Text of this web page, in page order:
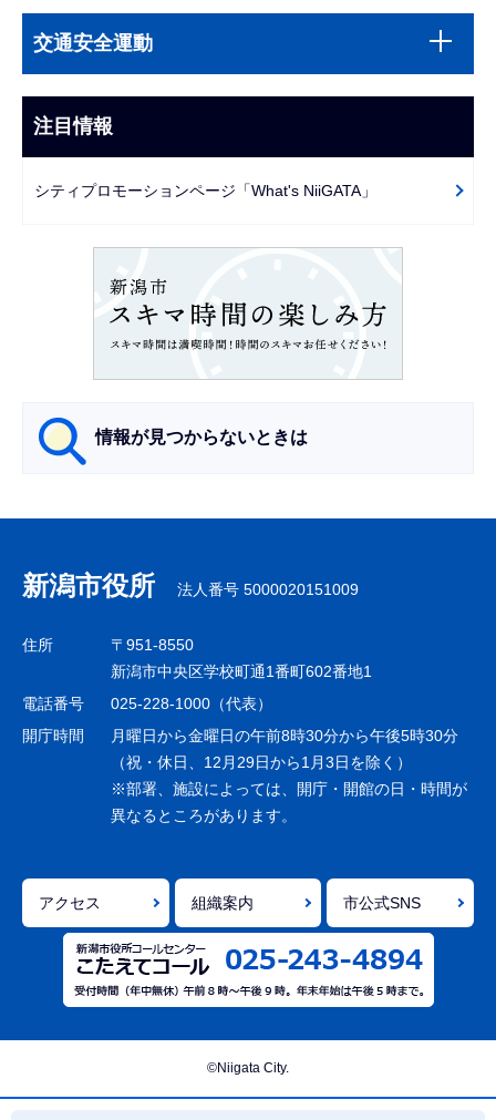
文
こ
ま
で
ブ
ビ
ー
交通安全運動
注目情報
シティプロモーションページ「What's NiiGATA」
情報が見つからないときは
ナ
ビ
ゲ
シ
ョ
で
新潟市役所 法人番号 5000020151009
住所
〒951-8550
新潟市中央区学校町通1番町602番地1
電話番号
025-228-1000（代表）
開庁時間
月曜日から金曜日の午前8時30分から午後5時30分
（祝・休日、12月29日から1月3日を除く）
※部署、施設によっては、開庁・開館の日・時間が
異なるところがあります。
アクセス 組織案内 市公式SNS
©Niigata City.